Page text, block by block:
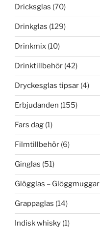
Dricksglas (70)
Drinkglas (129)
Drinkmix (10)
Drinktillbehör (42)
Dryckesglas tipsar (4)
Erbjudanden (155)
Fars dag (1)
Filmtillbehör (6)
Ginglas (51)
Glögglas – Glöggmuggar
Grappaglas (14)
Indisk whisky (1)